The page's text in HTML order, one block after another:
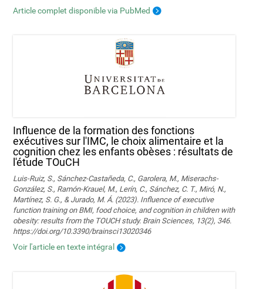
Article complet disponible via PubMed
Influence de la formation des fonctions
exécutives sur l'IMC, le choix alimentaire et la
cognition chez les enfants obèses : résultats de
l'étude TOuCH
Luis-Ruiz, S., Sánchez-Castañeda, C., Garolera, M., Miserachs-
González, S., Ramón-Krauel, M., Lerín, C., Sánchez, C. T., Miró, N.,
Martí­nez, S. G., & Jurado, M. Á. (2023). Influence of executive
function training on BMI, food choice, and cognition in children with
obesity: results from the TOUCH study. Brain Sciences, 13(2), 346.
https://doi.org/10.3390/brainsci13020346
Voir l'article en texte intégral